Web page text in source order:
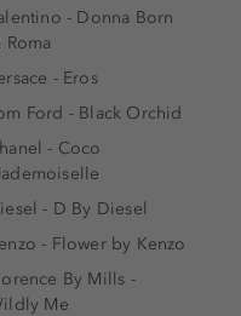
- Donna Born
Roma
- Eros
Ford - Black Orchid
- Coco
- D By Diesel
- Flower by Kenzo
By Mills -
Me